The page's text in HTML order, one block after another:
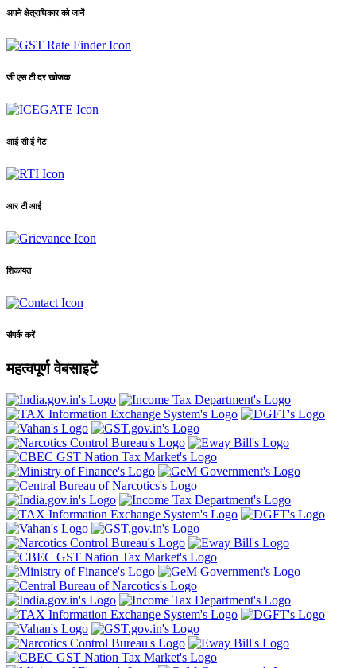
अपने क्षेत्राधिकार को जानें
जी एस टी दर खोजक
आई सी ई गेट
आर टी आई
शिकायत
संपर्क करें
महत्वपूर्ण वेबसाइटें